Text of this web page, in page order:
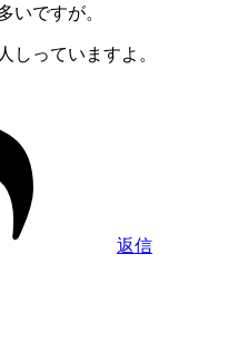
いですが。
しっていますよ。
返信